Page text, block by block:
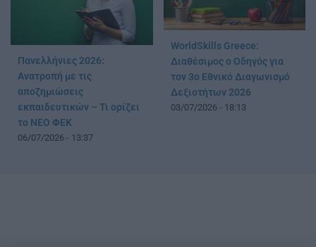
Πανελλήνιες 2026:
Ανατροπή με τις
αποζημιώσεις
εκπαιδευτικών – Τι ορίζει
το ΝΕΟ ΦΕΚ
06/07/2026 - 13:37
WorldSkills Greece:
Διαθέσιμος ο Οδηγός για
τον 3ο Εθνικό Διαγωνισμό
Δεξιοτήτων 2026
03/07/2026 - 18:13